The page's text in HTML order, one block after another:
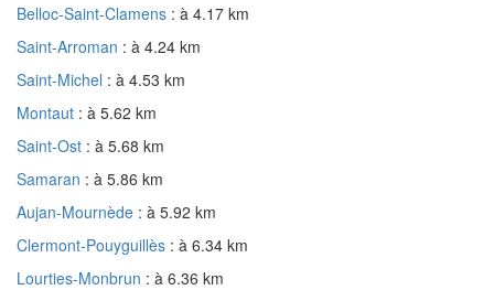
Belloc-Saint-Clamens : à 4.17 km
Saint-Arroman : à 4.24 km
Saint-Michel : à 4.53 km
Montaut : à 5.62 km
Saint-Ost : à 5.68 km
Samaran : à 5.86 km
Aujan-Mournède : à 5.92 km
Clermont-Pouyguillès : à 6.34 km
Lourties-Monbrun : à 6.36 km